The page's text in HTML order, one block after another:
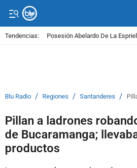
Tendencias: Posesión Abelardo De La
Blu Radio / Regiones / Santanderes /
Pillan a ladrones
de Bucaramanga;
productos